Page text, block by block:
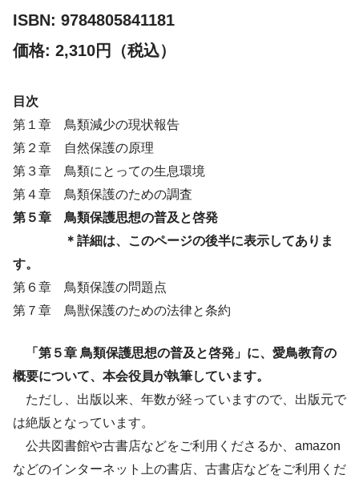
ISBN: 9784805841181
価格: 2,310円（税込）
目次
第１章 鳥類減少の現状報告
第２章 自然保護の原理
第３章 鳥類にとっての生息環境
第４章 鳥類保護のための調査
第５章 鳥類保護思想の普及と啓発
＊詳細は、このページの後半に表示してありま
す。
第６章 鳥類保護の問題点
第７章 鳥獣保護のための法律と条約
「第５章 鳥類保護思想の普及と啓発」に、愛鳥教育の
概要について、本会役員が執筆しています。
ただし、出版以来、年数が経っていますので、出版元で
は絶版となっています。
公共図書館や古書店などをご利用くださるか、amazon
などのインターネット上の書店、古書店などをご利用くだ